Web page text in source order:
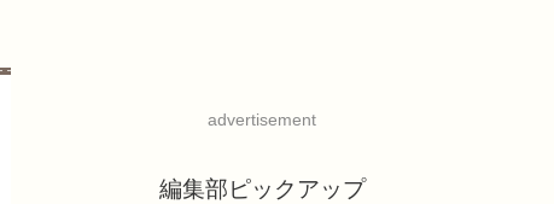
advertisement
編集部ピックアップ